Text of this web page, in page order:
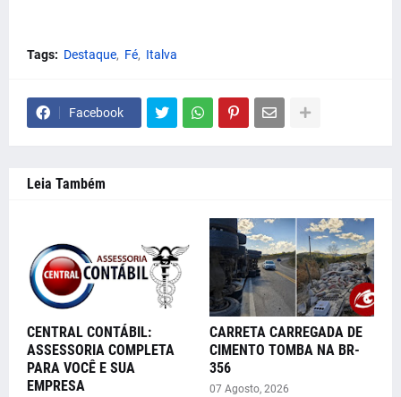
Tags: Destaque Fé Italva
Facebook
Leia Também
CENTRAL CONTÁBIL:
ASSESSORIA COMPLETA
PARA VOCÊ E SUA
EMPRESA
CARRETA CARREGADA DE
CIMENTO TOMBA NA BR-
356
07 Agosto, 2026